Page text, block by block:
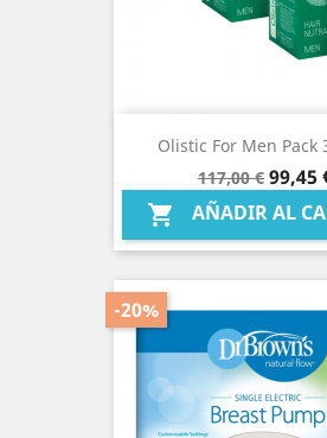
Olistic For Men Pack
Precio
base
117,00 € Precio
99,45
 AÑADIR AL
-20%